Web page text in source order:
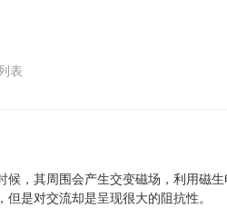
表
，其周围会产生交变磁场，利用磁
是对交流却是呈现很大的阻抗性。